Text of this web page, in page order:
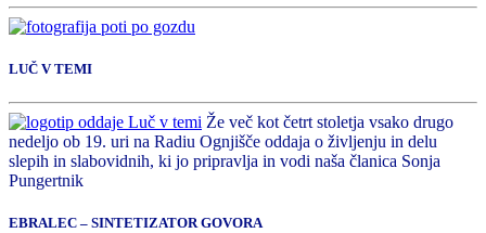
LUČ V TEMI
Že več kot četrt stoletja vsako drugo
nedeljo ob 19. uri na Radiu Ognjišče oddaja o življenju in delu
slepih in slabovidnih, ki jo pripravlja in vodi naša članica Sonja
Pungertnik
EBRALEC – SINTETIZATOR GOVORA